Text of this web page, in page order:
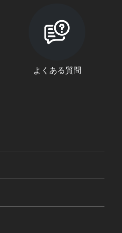
よくある質問